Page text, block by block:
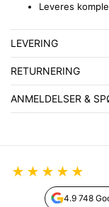
Leveres
LEVERING
RETURNERING
ANMELDELSER &
★ ★ ★ ★ ★
4.9 748